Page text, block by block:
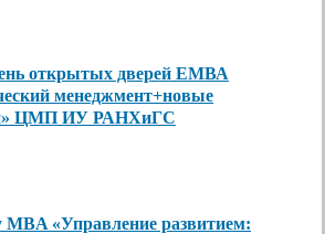
открытых дверей ЕМВА
менеджмент+новые
ЦМП ИУ РАНХиГС
«Управление развитием: